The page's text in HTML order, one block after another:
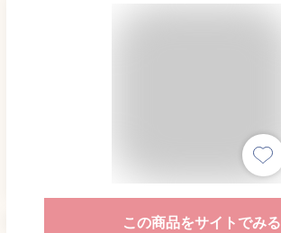
この商品をサイトでみる